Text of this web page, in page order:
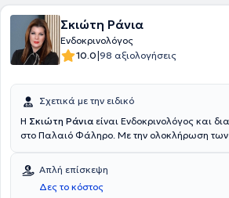
Σκιώτη Ράνια
Ενδοκρινολόγος
10.0|98 αξιολογήσεις
Σχετικά με την ειδικό
H Σκιώτη Ράνια είναι Ενδοκρινολόγος και
στο Παλαιό Φάληρο. Με την ολοκλήρωση
μεταβολικά νοσήματα. Επίσης, διαθέτει
μεταξύ άλλων, στο Ενδοκρινολογικό τμήμα
Τέλος, εξειδικεύεται στο σακχαρώδη
Απλή επίσκεψη
Δες το κόστος